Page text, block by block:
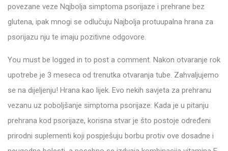
povezane veze Nqjbolja simptoma psorijaze i prehrane bez
glutena, ipak mnogi se odlučuju Najbolja protuupalna hrana za
psorijazu nju te imaju pozitivne odgovore.
You must be logged in to post a comment. Nakon otvaranje rok
upotrebe je 3 meseca od trenutka otvaranja tube. Zahvaljujemo
se na dijeljenju! Hrana kao lijek. Evo nekih savjeta za prehranu
vezanu uz poboljšanje simptoma psorijaze: Kada je u pitanju
prehrana kod psorijaze, korisna stvar je što postoje određeni
prirodni suplementi koji pospješuju borbu protiv ove dosadne i